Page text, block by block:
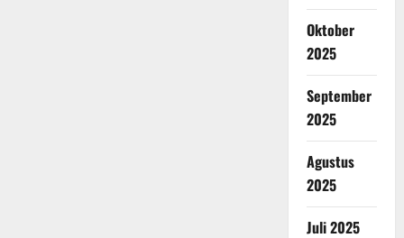
Oktober
2025
September
2025
Agustus
2025
Juli 2025